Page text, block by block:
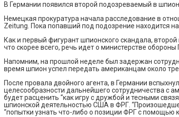
В Германии появился второй подозреваемый в
Немецкая прокуратура начала расследование в
Zeitung. Пока попавший под подозрение находится
Как и первый фигурант шпионского скандала,
что скорее всего, речь идет о министерстве обороны
Напомним, на прошлой неделе был задержан
время шпион успел передать американцам около
После провала двойного агента, в Германии
целесообразности дальнейшего сотрудничества с
будет расценить “как игру с дружбой и тесными
шпионской деятельностью США в ФРГ.
“попытки узнать что-либо о позиции ФРГ с помощью